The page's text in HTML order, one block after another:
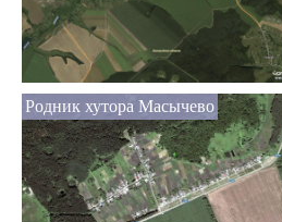
Родник хутора Масычево